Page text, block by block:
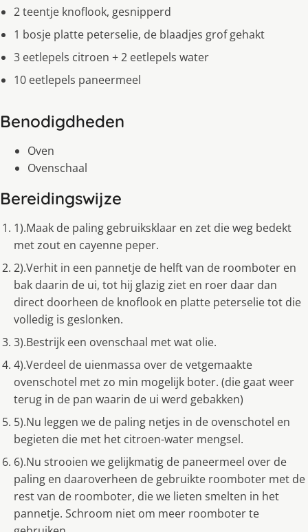
2 teentje knoflook, gesnipperd
1 bosje platte peterselie, de blaadjes grof gehakt
3 eetlepels citroen + 2 eetlepels water
10 eetlepels paneermeel
Benodigdheden
Oven
Ovenschaal
Bereidingswijze
1).Maak de paling gebruiksklaar en zet die weg bedekt
met zout en cayenne peper.
2).Verhit in een pannetje de helft van de roomboter en
bak daarin de ui, tot hij glazig ziet en roer daar dan
direct doorheen de knoflook en platte peterselie tot die
volledig is geslonken.
3).Bestrijk een ovenschaal met wat olie.
4).Verdeel de uienmassa over de vetgemaakte
ovenschotel met zo min mogelijk boter. (die gaat weer
terug in de pan waarin de ui werd gebakken)
5).Nu leggen we de paling netjes in de ovenschotel en
begieten die met het citroen-water mengsel.
6).Nu strooien we gelijkmatig de paneermeel over de
paling en daaroverheen de gebruikte roomboter met de
rest van de roomboter, die we lieten smelten in het
pannetje. Schroom niet om meer roomboter te